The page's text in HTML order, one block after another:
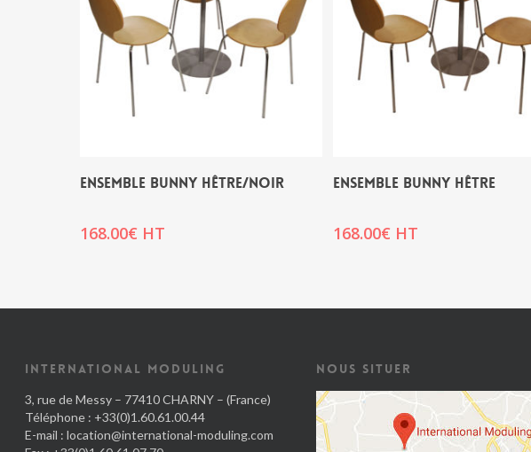
ENSEMBLE BUNNY HÊTRE/NOIR
168.00€ HT
ENSEMBLE BUNNY HÊTRE
168.00€ HT
INTERNATIONAL MODULING
3, rue de Messy – 77410 CHARNY – (France)
Téléphone : +33(0)1.60.61.00.44
E-mail : location@international-moduling.com
NOUS SITUER